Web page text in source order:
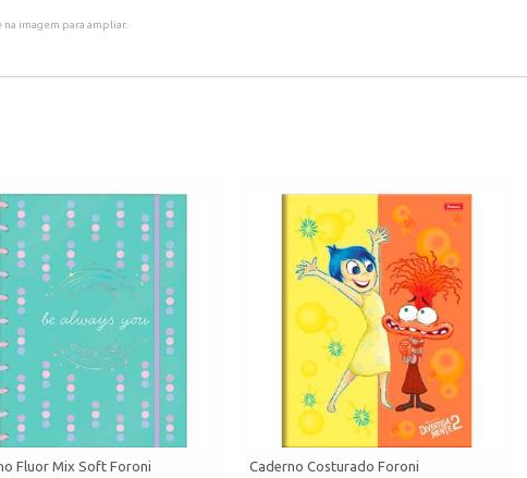
na imagem para ampliar.
Fluor Mix Soft Foroni
Caderno Costurado Foroni